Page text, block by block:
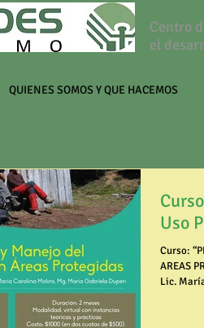
Centro
el
QUIENES SOMOS Y QUE HACEMOS
Uso
Curso:
AREAS PROTEGIDAS”
Lic.